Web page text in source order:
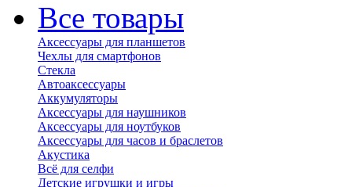
Все товары
Аксессуары для планшетов
Чехлы для смартфонов
Стекла
Автоаксессуары
Аккумуляторы
Аксессуары для наушников
Аксессуары для ноутбуков
Аксессуары для часов и браслетов
Акустика
Всё для селфи
Детские игрушки и игры